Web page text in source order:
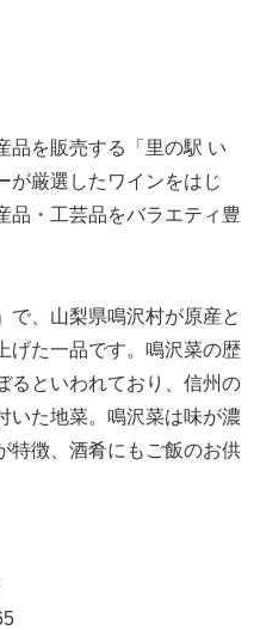
品を販売する「里の駅 い
が厳選したワインをはじ
品・工芸品をバラエティ豊
で、山梨県鳴沢村が原産と
げた一品です。鳴沢菜の歴
るといわれており、信州の
いた地菜。鳴沢菜は味が濃
特徴、酒肴にもご飯のお供